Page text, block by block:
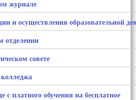
журнале
и осуществления образовательной
отделении
совете
с платного обучения на бесплатное